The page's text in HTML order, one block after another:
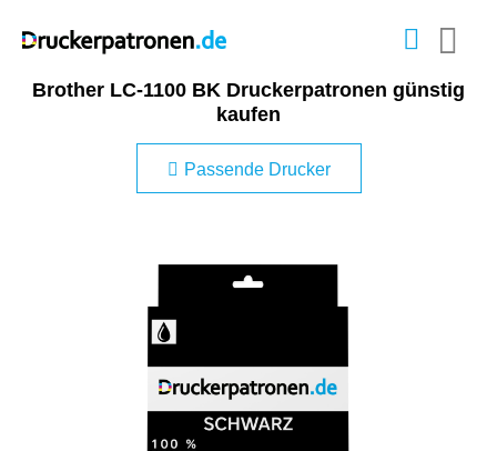
Brother LC-1100 BK Druckerpatronen günstig
kaufen
Passende Drucker